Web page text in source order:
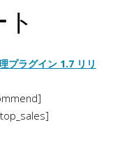
プラグイン 1.7 リリ